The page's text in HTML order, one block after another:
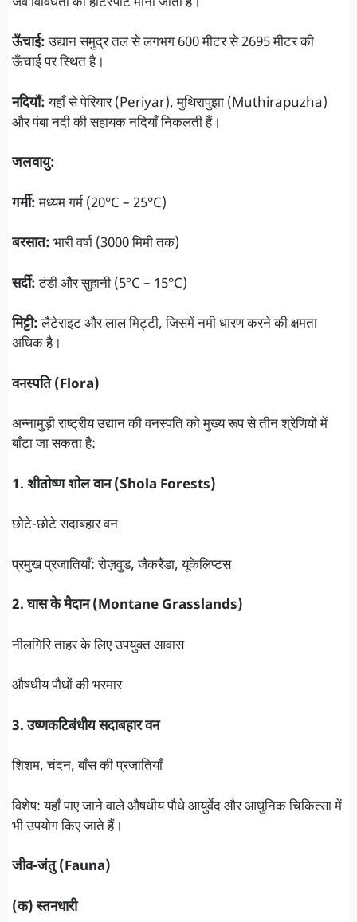
ऊँचाई:उद्यान समुद्र तल से लगभग 600 मीटर से 2695 मीटर की
ऊँचाई पर स्थित है।
नदियाँ:यहाँ से पेरियार (Periyar), मुथिरापुझा (Muthirapuzha)
और पंबा नदी की सहायक नदियाँ निकलती हैं।
जलवायु:
गर्मी:मध्यम गर्म (20°C – 25°C)
बरसात: भारी वर्षा (3000 मिमी तक)
सर्दी:ठंडी और सुहानी (5°C – 15°C)
मिट्टी:लैटेराइट और लाल मिट्टी, जिसमें नमी धारण करने की क्षमता
अधिक है।
वनस्पति (Flora)
अन्नामुड़ी राष्ट्रीय उद्यान की वनस्पति को मुख्य रूप से तीन श्रेणियों में
बाँटा जा सकता है:
1. शीतोष्ण शोल वान (Shola Forests)
छोटे-छोटे सदाबहार वन
प्रमुख प्रजातियाँ: रोज़वुड, जैकरैंडा, यूकेलिप्टस
2. घास के मैदान (Montane Grasslands)
नीलगिरि ताहर के लिए उपयुक्त आवास
औषधीय पौधों की भरमार
3. उष्णकटिबंधीय सदाबहार वन
शिशम, चंदन, बाँस की प्रजातियाँ
विशेष: यहाँ पाए जाने वाले औषधीय पौधे आयुर्वेद और आधुनिक चिकित्सा में
भी उपयोग किए जाते हैं।
जीव-जंतु (Fauna)
(क) स्तनधारी